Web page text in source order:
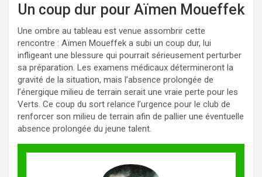
Un coup dur pour Aïmen Moueffek
Une ombre au tableau est venue assombrir cette
rencontre : Aïmen Moueffek a subi un coup dur, lui
infligeant une blessure qui pourrait sérieusement perturber
sa préparation. Les examens médicaux détermineront la
gravité de la situation, mais l’absence prolongée de
l’énergique milieu de terrain serait une vraie perte pour les
Verts. Ce coup du sort relance l’urgence pour le club de
renforcer son milieu de terrain afin de pallier une éventuelle
absence prolongée du jeune talent.